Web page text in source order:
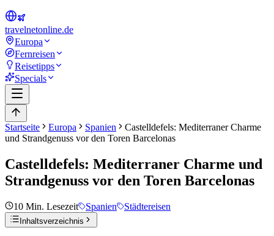
travelnetonline.de
Europa
Fernreisen
Reisetipps
Specials
Startseite Europa Spanien
Castelldefels: Mediterraner Charme
und Strandgenuss vor den Toren Barcelonas
Castelldefels: Mediterraner Charme und
Strandgenuss vor den Toren Barcelonas
10 Min. Lesezeit Spanien Städtereisen
Inhaltsverzeichnis